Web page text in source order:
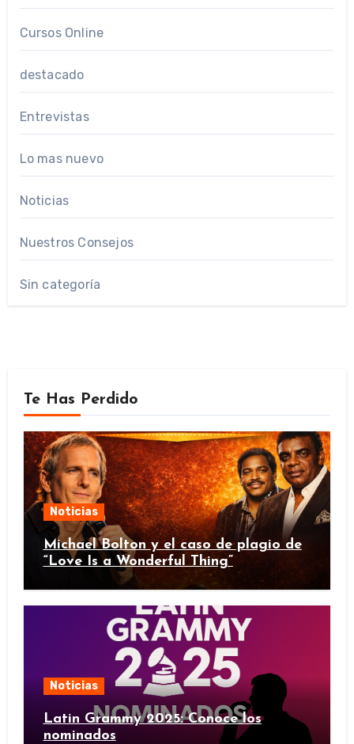
Cursos Online
destacado
Entrevistas
Lo mas nuevo
Noticias
Nuestros Consejos
Sin categoría
Te Has Perdido
Noticias
Michael Bolton y el caso de plagio de
“Love Is a Wonderful Thing”
Noticias
Latin Grammy 2025: Conoce los
nominados